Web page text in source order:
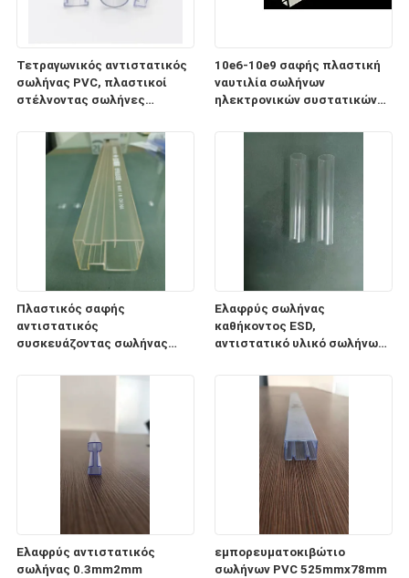
Τετραγωνικός αντιστατικός
σωλήνας PVC, πλαστικοί
στέλνοντας σωλήνες
10e6-10e9 σαφής πλαστική
ναυτιλία σωλήνων
ηλεκτρονικών συστατικών
Πλαστικός σαφής
αντιστατικός
συσκευάζοντας σωλήνας
Ελαφρύς σωλήνας
καθήκοντος ESD,
αντιστατικό υλικό σωλήνων
ολοκληρωμένου κυκλώματος
Ελαφρύς αντιστατικός
σωλήνας 0.3mm2mm
εμπορευματοκιβώτιο
σωλήνων PVC 525mmx78mm